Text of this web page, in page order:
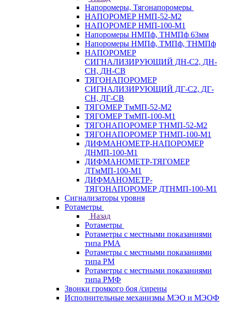
Напоромеры, Тягонапоромеры
НАПОРОМЕР НМП-52-М2
НАПОРОМЕР НМП-100-М1
Напоромеры НМПф, ТНМПф 63мм
Напоромеры НМПф, ТМПф, ТНМПф
НАПОРОМЕР
СИГНАЛИЗИРУЮЩИЙ ДН-С2, ДН-
СН, ДН-СВ
ТЯГОНАПОРОМЕР
СИГНАЛИЗИРУЮЩИЙ ДГ-С2, ДГ-
СН, ДГ-СВ
ТЯГОМЕР ТмМП-52-М2
ТЯГОМЕР ТмМП-100-М1
ТЯГОНАПОРОМЕР ТНМП-52-М2
ТЯГОНАПОРОМЕР ТНМП-100-М1
ДИФМАНОМЕТР-НАПОРОМЕР
ДНМП-100-М1
ДИФМАНОМЕТР-ТЯГОМЕР
ДТмМП-100-М1
ДИФМАНОМЕТР-
ТЯГОНАПОРОМЕР ДТНМП-100-М1
Сигнализаторы уровня
Ротаметры
Назад
Ротаметры
Ротаметры с местными показаниями
типа РМА
Ротаметры с местными показаниями
типа РМ
Ротаметры с местными показаниями
типа РМФ
Звонки громкого боя /сирены
Исполнительные механизмы МЭО и МЭОФ